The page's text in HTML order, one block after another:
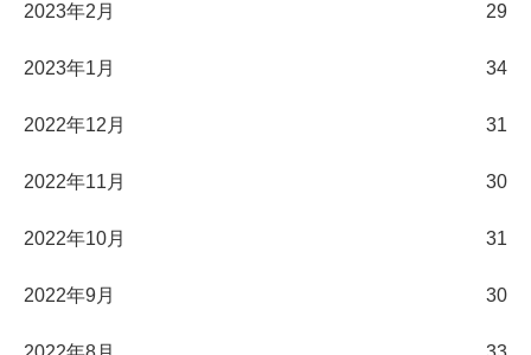
2023年2月 29
2023年1月 34
2022年12月 31
2022年11月 30
2022年10月 31
2022年9月 30